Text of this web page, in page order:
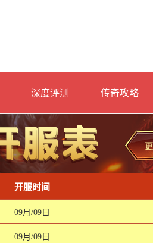
深度评测 传奇攻略
开服时间
09月/09日
09月/09日